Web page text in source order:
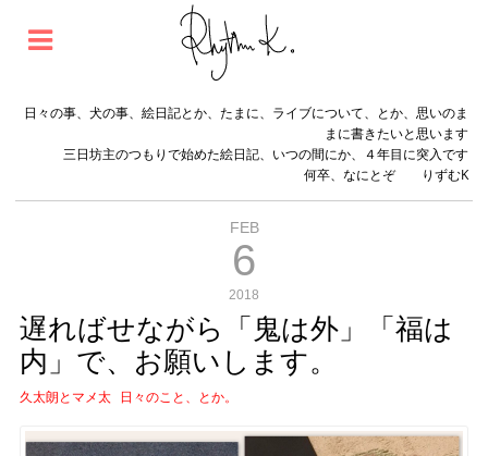
日々の事、犬の事、絵日記とか、たまに、ライブについて、とか、思いのま
まに書きたいと思います
三日坊主のつもりで始めた絵日記、いつの間にか、４年目に突入です
何卒、なにとぞ りずむK
FEB
6
2018
遅ればせながら「鬼は外」「福は
内」で、お願いします。
久太朗とマメ太 日々のこと、とか。